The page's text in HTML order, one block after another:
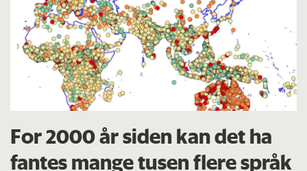
For 2000 år siden kan det ha
fantes mange tusen flere språk